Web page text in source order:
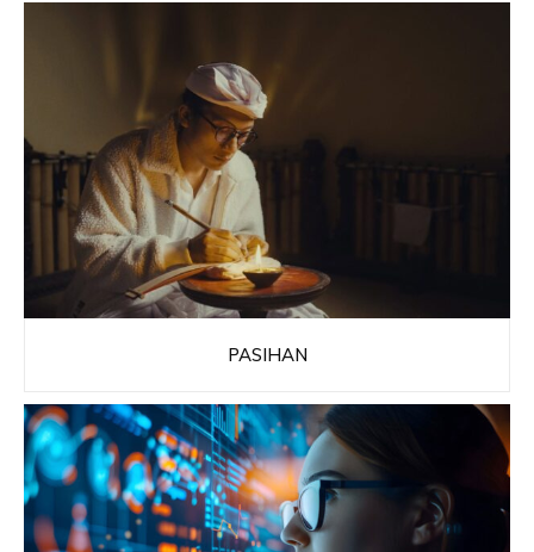
PASIHAN